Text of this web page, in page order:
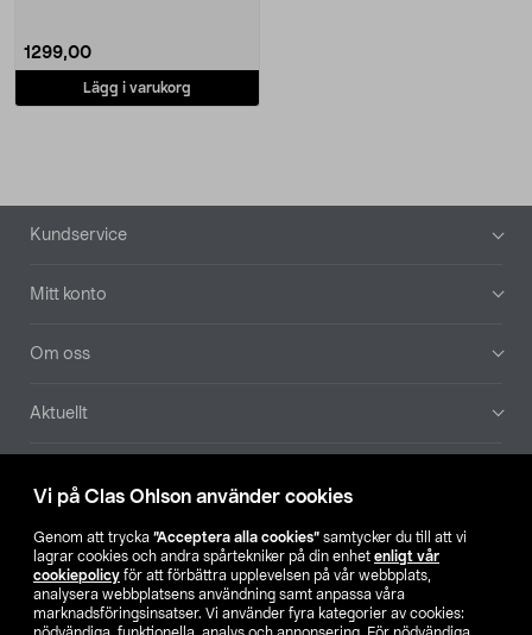
Vi på Clas Ohlson använder cookies
Genom att trycka ”Acceptera alla cookies” samtycker du till att vi
lagrar cookies och andra spårtekniker på din enhet enligt vår
cookiepolicy för att förbättra upplevelsen på vår webbplats,
analysera webbplatsens användning samt anpassa våra
marknadsföringsinsatser. Vi använder fyra kategorier av cookies:
1299,00
Lägg i varukorg
Sidfot
Kundservice
Mitt konto
Om oss
Aktuellt
Hitta butik
SE NO FI